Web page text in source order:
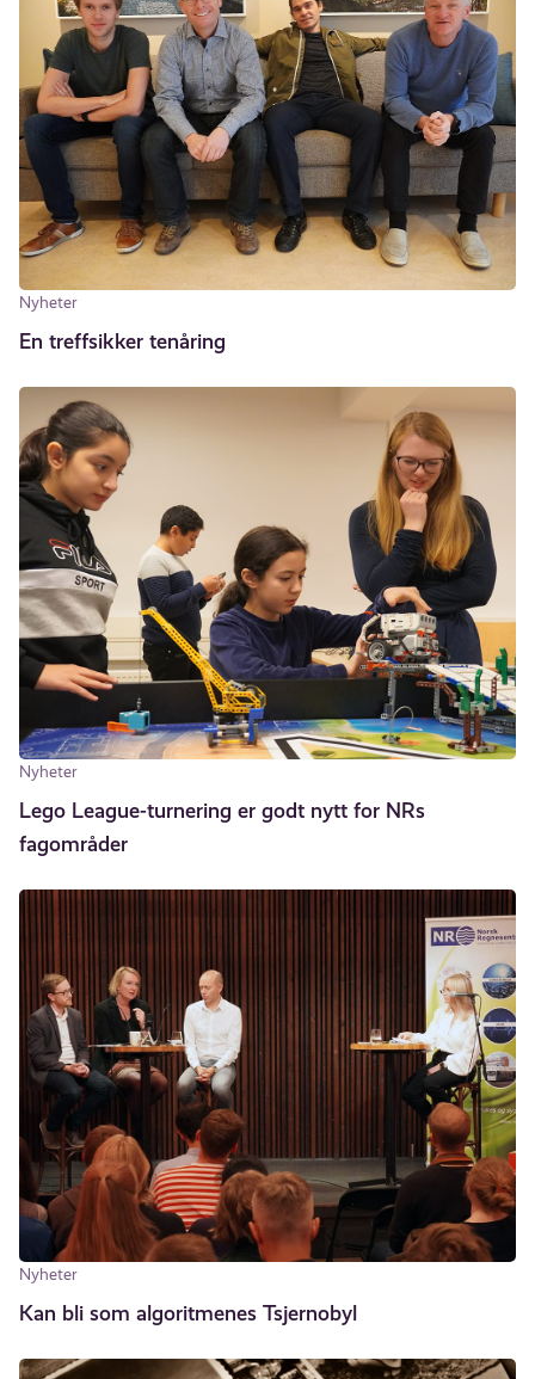
Nyheter
En treffsikker tenåring
Nyheter
Lego League-turnering er godt nytt for NRs
fagområder
Nyheter
Kan bli som algoritmenes Tsjernobyl